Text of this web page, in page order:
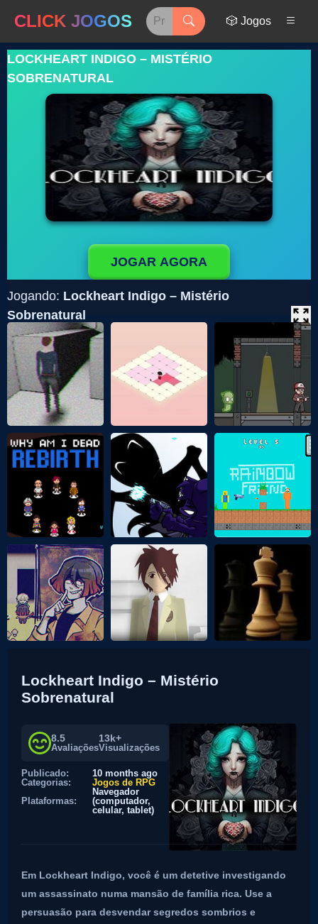
CLICK JOGOS 🎲 Jogos
LOCKHEART INDIGO – MISTÉRIO
SOBRENATURAL
JOGAR AGORA
Jogando: Lockheart Indigo – Mistério
Sobrenatural
Lockheart Indigo – Mistério
Sobrenatural
8.5
Avaliações
13k+
Visualizações
Publicado:
10 months ago
Categorias:
Jogos de RPG
Plataformas:
Navegador
(computador,
celular, tablet)
Em Lockheart Indigo, você é um detetive investigando
um assassinato numa mansão de família rica. Use a
persuasão para desvendar segredos sombrios e